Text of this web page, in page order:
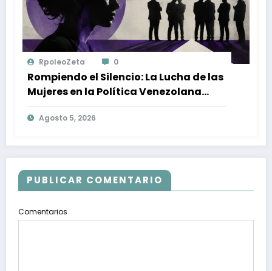
RpoleoZeta 0
Rompiendo el Silencio: La Lucha de las
Mujeres en la Política Venezolana
contra la Violencia de Género
Agosto 5, 2026
PUBLICAR COMENTARIO
Comentarios